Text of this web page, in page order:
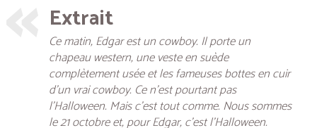
Extrait
Ce matin, Edgar est un cowboy. Il porte un
chapeau western, une veste en suède
complètement usée et les fameuses bottes en cuir
d’un vrai cowboy. Ce n’est pourtant pas
l’Halloween. Mais c’est tout comme. Nous sommes
le 21 octobre et, pour Edgar, c’est l’Halloween.